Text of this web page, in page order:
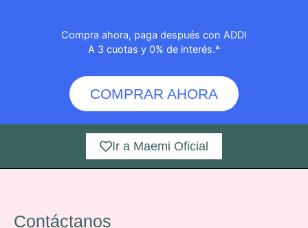
Compra ahora, paga después con ADDI
A 3 cuotas y 0% de interés.*
COMPRAR AHORA
Ir a Maemi Oficial
Contáctanos